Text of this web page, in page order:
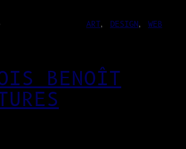
ART, DESIGN, WEB
BENOÎT